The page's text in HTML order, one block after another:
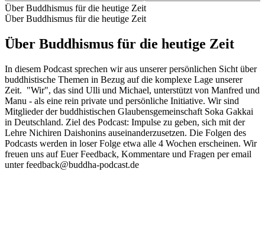
Über Buddhismus für die heutige Zeit
Über Buddhismus für die heutige Zeit
Über Buddhismus für die heutige Zeit
In diesem Podcast sprechen wir aus unserer persönlichen Sicht über
buddhistische Themen in Bezug auf die komplexe Lage unserer
Zeit. "Wir", das sind Ulli und Michael, unterstützt von Manfred und
Manu - als eine rein private und persönliche Initiative. Wir sind
Mitglieder der buddhistischen Glaubensgemeinschaft Soka Gakkai
in Deutschland. Ziel des Podcast: Impulse zu geben, sich mit der
Lehre Nichiren Daishonins auseinanderzusetzen. Die Folgen des
Podcasts werden in loser Folge etwa alle 4 Wochen erscheinen. Wir
freuen uns auf Euer Feedback, Kommentare und Fragen per email
unter feedback@buddha-podcast.de